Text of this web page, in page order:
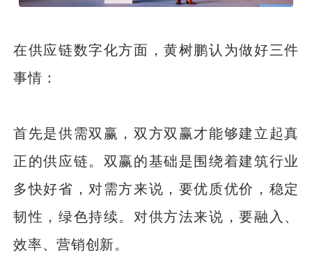
在供应链数字化方面，黄树鹏认为做好三件
事情：
首先是供需双赢，双方双赢才能够建立起真
正的供应链。双赢的基础是围绕着建筑行业
多快好省，对需方来说，要优质优价，稳定
韧性，绿色持续。对供方法来说，要融入、
效率、营销创新。